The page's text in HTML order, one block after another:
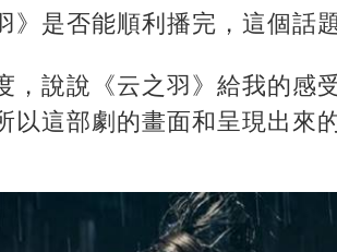
》是否能順利播完，這個話
，說說《云之羽》給我的感
以這部劇的畫面和呈現出來